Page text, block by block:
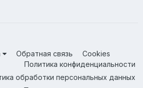
Обратная связь
Cookies
Политика конфиденциальности
обработки персональных данных